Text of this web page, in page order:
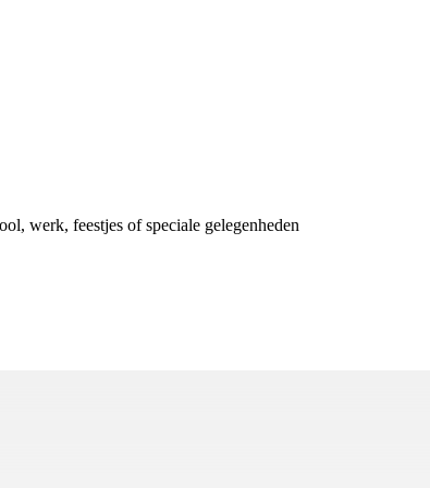
werk, feestjes of speciale gelegenheden